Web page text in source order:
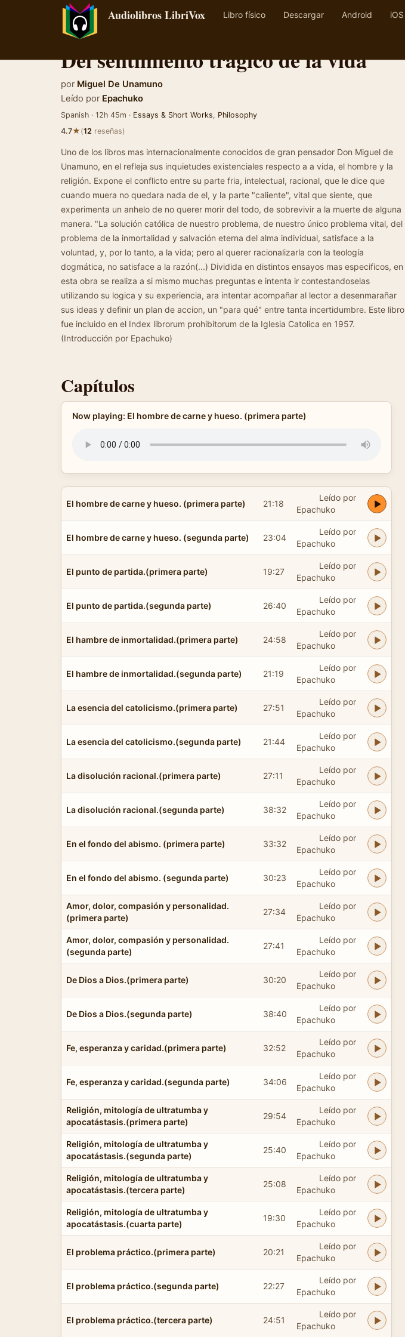
Audiolibros LibriVox Libro físico Descargar Android iOS
Del sentimiento trágico de la vida
por Miguel De Unamuno
Leído por Epachuko
Spanish · 12h 45m · Essays & Short Works, Philosophy
4.7★(12 reseñas)
Uno de los libros mas internacionalmente conocidos de gran pensador Don Miguel de
Unamuno, en el refleja sus inquietudes existenciales respecto a a vida, el hombre y la
religión. Expone el conflicto entre su parte fria, intelectual, racional, que le dice que
cuando muera no quedara nada de el, y la parte "caliente", vital que siente, que
experimenta un anhelo de no querer morir del todo, de sobrevivir a la muerte de alguna
manera. "La solución católica de nuestro problema, de nuestro único problema vital, del
problema de la inmortalidad y salvación eterna del alma individual, satisface a la
voluntad, y, por lo tanto, a la vida; pero al querer racionalizarla con la teología
dogmática, no satisface a la razón(...) Dividida en distintos ensayos mas especificos, en
esta obra se realiza a si mismo muchas preguntas e intenta ir contestandoselas
utilizando su logica y su experiencia, ara intentar acompañar al lector a desenmarañar
sus ideas y definir un plan de accion, un "para qué" entre tanta incertidumbre. Este libro
fue incluido en el Index librorum prohibitorum de la Iglesia Catolica en 1957.
(Introducción por Epachuko)
Capítulos
Now playing: El hombre de carne y hueso. (primera parte)
El hombre de carne y hueso. (primera parte) 21:18
Leído por
Epachuko
El hombre de carne y hueso. (segunda parte) 23:04
Leído por
Epachuko
El punto de partida.(primera parte) 19:27
Leído por
Epachuko
El punto de partida.(segunda parte) 26:40
Leído por
Epachuko
El hambre de inmortalidad.(primera parte) 24:58
Leído por
Epachuko
El hambre de inmortalidad.(segunda parte) 21:19
Leído por
Epachuko
La esencia del catolicismo.(primera parte) 27:51
Leído por
Epachuko
La esencia del catolicismo.(segunda parte) 21:44
Leído por
Epachuko
La disolución racional.(primera parte) 27:11
Leído por
Epachuko
La disolución racional.(segunda parte) 38:32
Leído por
Epachuko
En el fondo del abismo. (primera parte) 33:32
Leído por
Epachuko
En el fondo del abismo. (segunda parte) 30:23
Leído por
Epachuko
Amor, dolor, compasión y personalidad.
(primera parte)
27:34
Leído por
Epachuko
Amor, dolor, compasión y personalidad.
(segunda parte)
27:41
Leído por
Epachuko
De Dios a Dios.(primera parte) 30:20
Leído por
Epachuko
De Dios a Dios.(segunda parte) 38:40
Leído por
Epachuko
Fe, esperanza y caridad.(primera parte) 32:52
Leído por
Epachuko
Fe, esperanza y caridad.(segunda parte) 34:06
Leído por
Epachuko
Religión, mitología de ultratumba y
apocatástasis.(primera parte)
29:54
Leído por
Epachuko
Religión, mitología de ultratumba y
apocatástasis.(segunda parte)
25:40
Leído por
Epachuko
Religión, mitología de ultratumba y
apocatástasis.(tercera parte)
25:08
Leído por
Epachuko
Religión, mitología de ultratumba y
apocatástasis.(cuarta parte)
19:30
Leído por
Epachuko
El problema práctico.(primera parte) 20:21
Leído por
Epachuko
El problema práctico.(segunda parte) 22:27
Leído por
Epachuko
El problema práctico.(tercera parte) 24:51
Leído por
Epachuko